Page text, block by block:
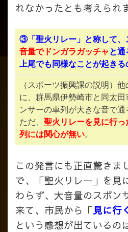
れなかったとも考えられ
③「聖火リレー」と称して、
音量でドンガラガッチャ と通
上尾でも同様なことが起きる
（スポーツ振興課の説明）
に、群馬県伊勢崎市と同太
ンサーの車列が大きな音で通
ただ、 聖火リレーを見に行
列には関心が無い。
この発言にも正直驚きま
で、「聖火リレー」を見
わらず、大音量のスポン
来て、市民から「見に行
という感想が出ているの